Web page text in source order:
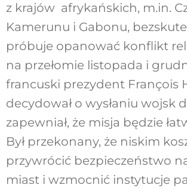
z krajów afrykańskich, m.in.
Kamerunu i Gabonu,
próbuje opanować konflikt
na przełomie listopada i
francuski prezydent François
decydował o wysłaniu wojsk
zapewniał, że misja będzie
Był przekonany, że niskim
przywrócić bezpieczeństwo
miast i wzmocnić instytucje